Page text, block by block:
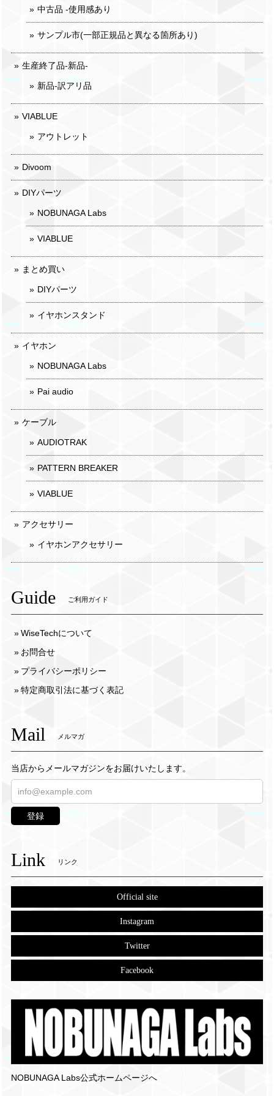
中古品 -使用感あり
サンプル市(一部正規品と異なる箇所あり)
生産終了品-新品-
新品-訳アリ品
VIABLUE
アウトレット
Divoom
DIYパーツ
NOBUNAGA Labs
VIABLUE
まとめ買い
DIYパーツ
イヤホンスタンド
イヤホン
NOBUNAGA Labs
Pai audio
ケーブル
AUDIOTRAK
PATTERN BREAKER
VIABLUE
アクセサリー
イヤホンアクセサリー
Guide ご利用ガイド
WiseTechについて
お問合せ
プライバシーポリシー
特定商取引法に基づく表記
Mail メルマガ
当店からメールマガジンをお届けいたします。
登録
Link リンク
Official site
Instagram
Twitter
Facebook
NOBUNAGA Labs公式ホームページへ